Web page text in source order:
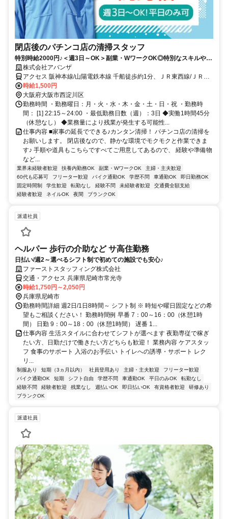
閉店後のパチンコ店の清掃スタッフ
特別時給2000円♪＜週3日～OK＞副業・WワークOK◎特別なスキルや経
験不要！60代まで活躍中
株式会社アバンザ
アクセス 阪神本線/山陽電鉄本線 千船徒歩約1分、ＪＲ東西線/ＪＲ片
町線〔学研都市線〕 御幣島7a口徒歩約15分、阪神なんば線/近鉄奈良
線 出来島徒歩約15分 「御幣島駅から徒歩約9分」 ＊車・バイク・自
転車通勤OK
時給1,500円
大阪府大阪市西淀川区
勤務時間 ・勤務曜日：月・火・水・木・金・土・日・祝 ・勤務時
間： [1] 22:15～24:00 ・最低勤務日数（週）：3日 ◆実働1時間45分
（休憩なし） ◆業務量により残業が発生する可能性...
仕事内容 ■家事の延長でできる♪カンタン清掃！ パチンコ店の清掃を
お願いします。 閉店後なので、静かな環境でモクモクと作業できま
す♪ 手順や道具もこちらですべてご用意してあるので、 経験や準備物
など...
業界未経験者歓迎 扶養内勤務OK 副業・WワークOK
主婦・主夫歓迎
60代も応募可
フリーター歓迎 バイク通勤OK 学歴不問 車通勤OK
即日勤務OK
固定時間制
学生歓迎 転勤なし 経験不問 未経験者歓迎
交通費全額支給
経験者歓迎
ネイルOK 夜間 ブランクOK
派遣社員
ヘルパー 歩行の介助など サ高住勤務
日払い/週2～選べるシフト制で初めての施設でも安心♪
ファーストスタッフィング株式会社
交通・アクセス 兵庫県尼崎市常光寺
時給1,750円～2,050円
兵庫県尼崎市
勤務時間詳細 週2日/1日8時間～ シフト制 ※ 時短や曜日固定などの希
望もご相談ください！ 勤務時間例 早番 7：00～16：00（休憩1時
間） 日勤 9：00～18：00（休憩1時間） 遅番 1...
仕事内容 生活スタイルに合わせてシフトが選べます 夜勤専従で稼ぎ
たい方、日勤だけで働きたい方どちらも歓迎！ 業務内容 ケアスタッ
フ 食事のサポート 入浴のお手伝い トイレへの誘導・サポート レク
リ...
制服あり 短期（3ヵ月以内） 社員登用あり 主婦・主夫歓迎
フリーター歓迎
バイク通勤OK
短期 シフト自由 学歴不問 車通勤OK 平日のみOK
転勤なし
経験不問
経験者歓迎 残業なし 週払いOK 即日払いOK 有資格者歓迎
研修あり
ブランクOK
派遣社員